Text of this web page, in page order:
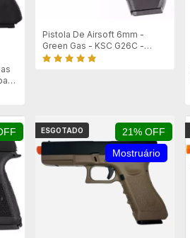
Pistola De Airsoft 6mm -
Green Gas - KSC G26C -
Mostruário
21% OFF
Mostruário
ESGOTADO